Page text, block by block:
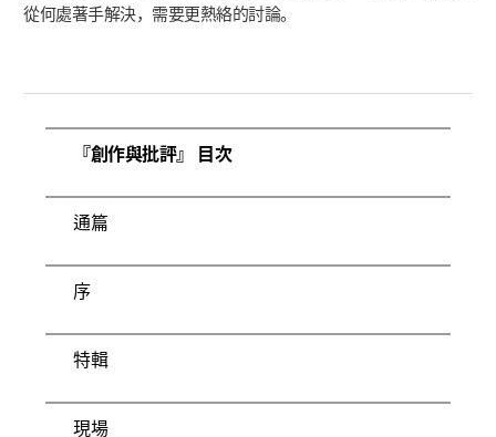
從何處著手解決，需要更熱絡的討論。
『創作與批評』 目次
通篇
序
特輯
現場